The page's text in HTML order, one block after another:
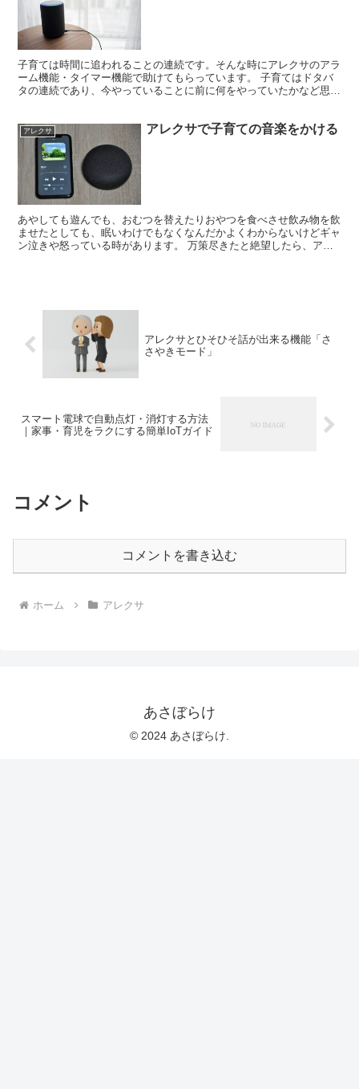
子育ては時間に追われることの連続です。そんな時にアレクサのアラ
ーム機能・タイマー機能で助けてもらっています。 子育てはドタバ
タの連続であり、今やっていることに前に何をやっていたかなど思い
アレクサ アレクサで子育ての音楽をかける
あやしても遊んでも、おむつを替えたりおやつを食べさせ飲み物を飲
ませたとしても、眠いわけでもなくなんだかよくわからないけどギャ
ン泣きや怒っている時があります。 万策尽きたと絶望したら、アレ
アレクサとひそひそ話が出来る機能「さ
さやきモード」
スマート電球で自動点灯・消灯する方法
｜家事・育児をラクにする簡単IoTガイド
コメント
コメントを書き込む
ホーム アレクサ
あさぼらけ
© 2024 あさぼらけ.